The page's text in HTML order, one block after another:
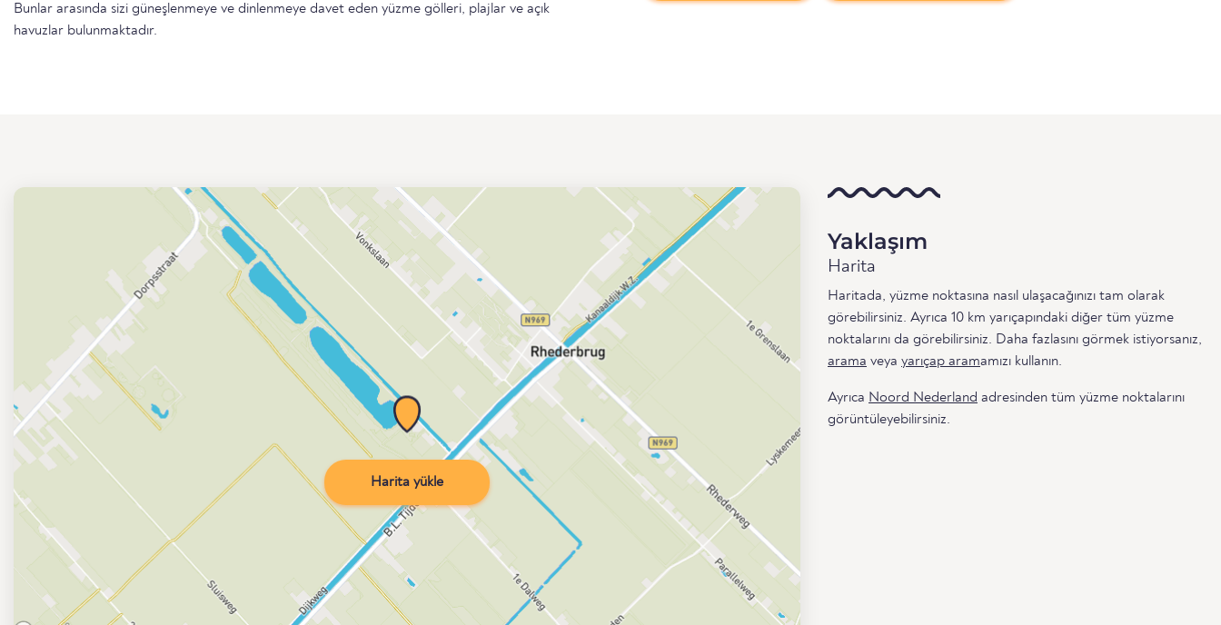
Bunlar arasında sizi güneşlenmeye ve dinlenmeye davet eden yüzme gölleri, plajlar ve açık
havuzlar bulunmaktadır.
Harita yükle
Yaklaşım
Harita
Haritada, yüzme noktasına nasıl ulaşacağınızı tam olarak
görebilirsiniz. Ayrıca 10 km yarıçapındaki diğer tüm yüzme
noktalarını da görebilirsiniz. Daha fazlasını görmek istiyorsanız,
arama veya yarıçap aramamızı kullanın.
Ayrıca Noord Nederland adresinden tüm yüzme noktalarını
görüntüleyebilirsiniz.